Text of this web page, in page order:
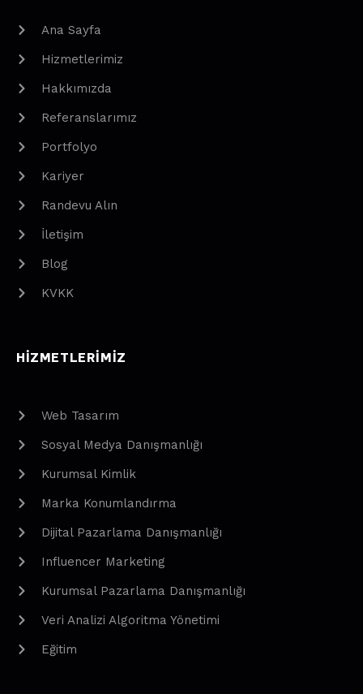
Ana Sayfa
Hizmetlerimiz
Hakkımızda
Referanslarımız
Portfolyo
Kariyer
Randevu Alın
İletişim
Blog
KVKK
HIZMETLERIMIZ
Web Tasarım
Sosyal Medya Danışmanlığı
Kurumsal Kimlik
Marka Konumlandırma
Dijital Pazarlama Danışmanlığı
Influencer Marketing
Kurumsal Pazarlama Danışmanlığı
Veri Analizi Algoritma Yönetimi
Eğitim